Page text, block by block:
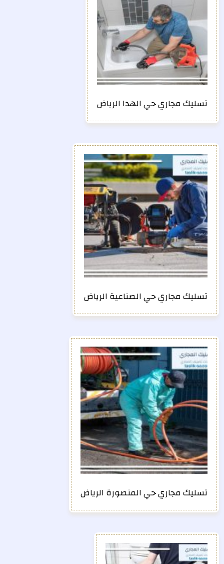
تسليك مجاري حي الهدا الرياض
تسليك مجاري حي الصناعية الرياض
تسليك مجاري حي المنصورة الرياض